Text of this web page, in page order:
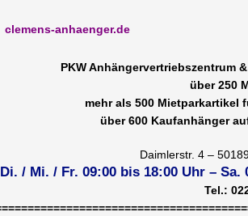
clemens-anhaenger.de
PKW Anhängervertriebszentrum
über 250
mehr als 500 Mietparkartikel
über 600 Kaufanhänger
Daimlerstr. 4 –
/ Mi. / Fr. 09:00 bis 18:00 Uhr –
Tel.: